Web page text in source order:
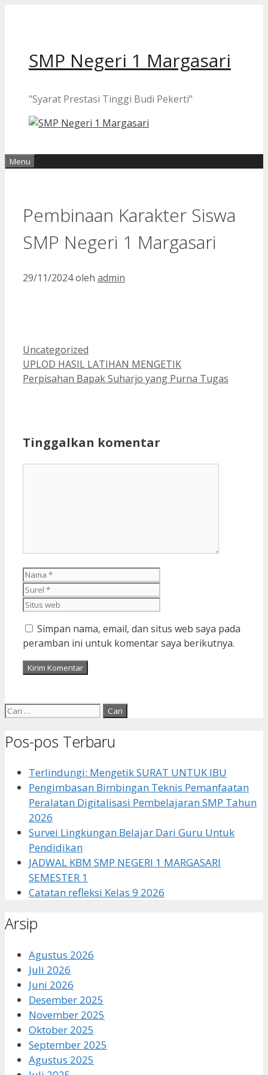
SMP Negeri 1 Margasari
"Syarat Prestasi Tinggi Budi Pekerti"
Menu
Pembinaan Karakter Siswa
SMP Negeri 1 Margasari
29/11/2024oleh admin
Kategori
Uncategorized
UPLOD HASIL LATIHAN MENGETIK
Perpisahan Bapak Suharjo yang Purna Tugas
Tinggalkan komentar
Nama
Simpan nama, email, dan situs web saya pada
peramban ini untuk komentar saya berikutnya.
Cari
Pos-pos Terbaru
Terlindungi: Mengetik SURAT UNTUK IBU
Pengimbasan Bimbingan Teknis Pemanfaatan
Peralatan Digitalisasi Pembelajaran SMP Tahun
2026
Survei Lingkungan Belajar Dari Guru Untuk
Pendidikan
JADWAL KBM SMP NEGERI 1 MARGASARI
SEMESTER 1
Catatan refleksi Kelas 9 2026
Arsip
Agustus 2026
Juli 2026
Juni 2026
Desember 2025
November 2025
Oktober 2025
September 2025
Agustus 2025